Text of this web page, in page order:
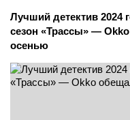
Лучший детектив 2024
сезон «Трассы» —
осенью